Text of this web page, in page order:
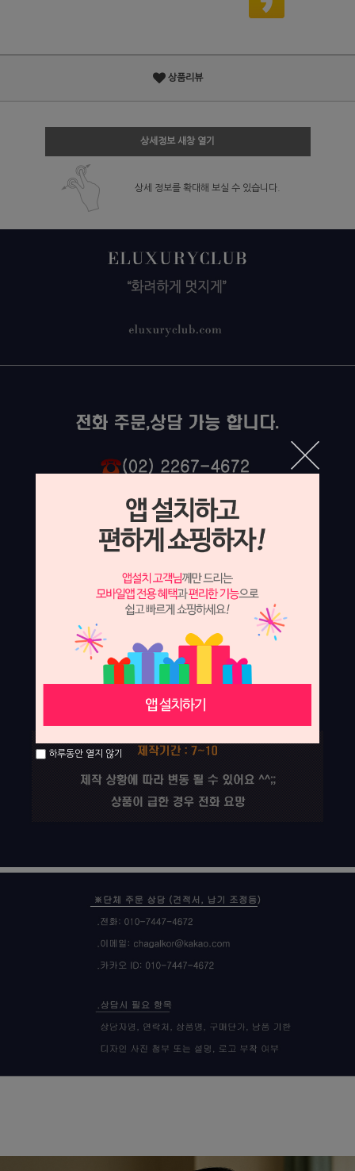
상품리뷰
상세정보 새창 열기
상세 정보를 확대해 보실 수 있습니다.
하루동안 열지 않기